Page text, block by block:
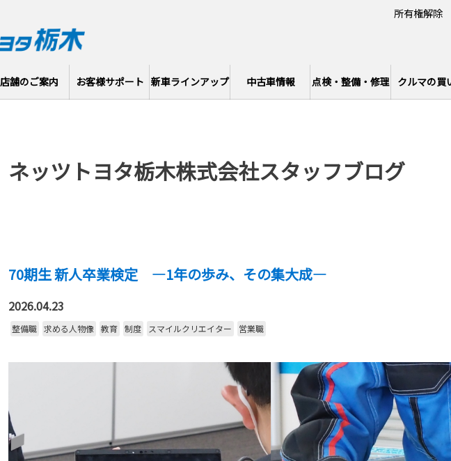
店舗のご案内 お客様サポート 新車ラインアップ 中古車情報 点検・整備・修理 クルマの買
所有権解除
ネッツトヨタ栃木株式会社スタッフブログ
70期生 新人卒業検定 ―1年の歩み、その集大成―
2026.04.23
整備職 求める人物像 教育 制度 スマイルクリエイター 営業職